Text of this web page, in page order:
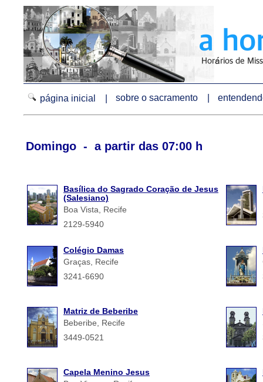
página inicial | sobre o sacramento |
Domingo - a partir das 07:00 h
Basílica do Sagrado Coração de Jesus
(Salesiano)
Boa Vista, Recife
2129-5940
Colégio Damas
Graças, Recife
3241-6690
Matriz de Beberibe
Beberibe, Recife
3449-0521
Capela Menino Jesus